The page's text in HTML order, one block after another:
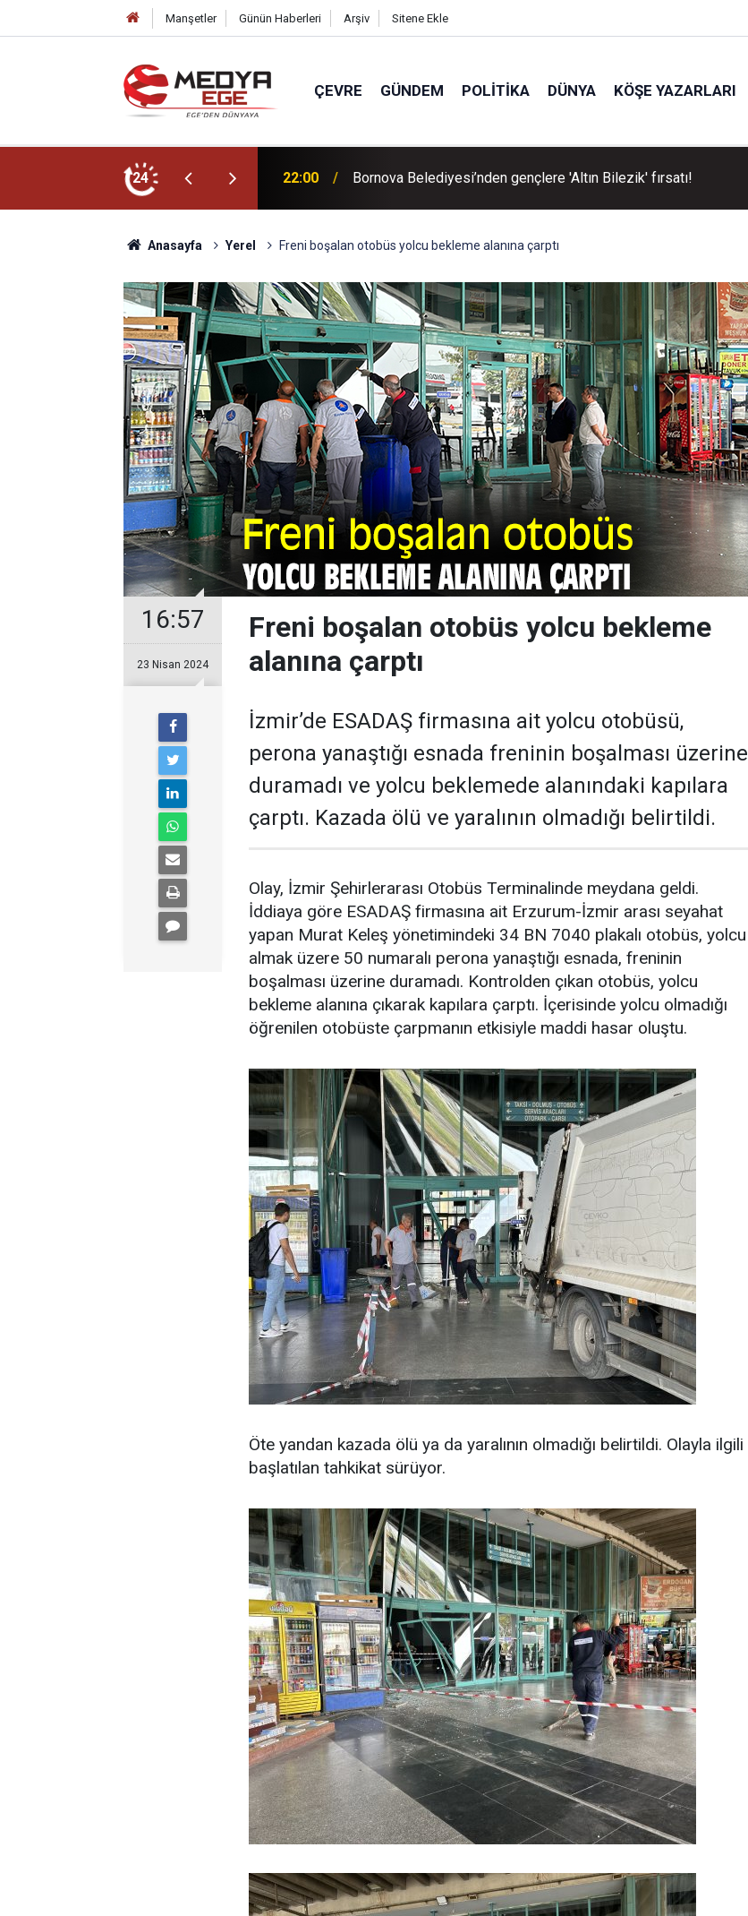
Manşetler Günün Haberleri Arşiv Sitene Ekle
ÇEVRE GÜNDEM POLITIKA DÜNYA KÖŞE YAZARLARI
24 22:00 Bornova Belediyesi’nden gençlere 'Altın Bilezik' fırsatı!
Anasayfa Yerel Freni boşalan otobüs yolcu bekleme alanına çarptı
16:57
23 Nisan 2024
Freni boşalan otobüs yolcu bekleme
alanına çarptı
İzmir’de ESADAŞ firmasına ait yolcu otobüsü,
perona yanaştığı esnada freninin boşalması üzerine
duramadı ve yolcu beklemede alanındaki kapılara
çarptı. Kazada ölü ve yaralının olmadığı belirtildi.
Olay, İzmir Şehirlerarası Otobüs Terminalinde meydana geldi.
İddiaya göre ESADAŞ firmasına ait Erzurum-İzmir arası seyahat
yapan Murat Keleş yönetimindeki 34 BN 7040 plakalı otobüs, yolcu
almak üzere 50 numaralı perona yanaştığı esnada, freninin
boşalması üzerine duramadı. Kontrolden çıkan otobüs, yolcu
bekleme alanına çıkarak kapılara çarptı. İçerisinde yolcu olmadığı
öğrenilen otobüste çarpmanın etkisiyle maddi hasar oluştu.
Öte yandan kazada ölü ya da yaralının olmadığı belirtildi. Olayla ilgili
başlatılan tahkikat sürüyor.